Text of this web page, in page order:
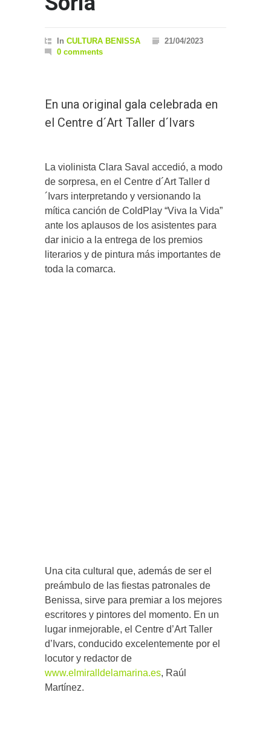
In CULTURA BENISSA
21/04/2023
0 comments
En una original gala celebrada en
el Centre d´Art Taller d´Ivars
La violinista Clara Saval accedió, a modo
de sorpresa, en el Centre d´Art Taller d
´Ivars interpretando y versionando la
mítica canción de ColdPlay “Viva la Vida”
ante los aplausos de los asistentes para
dar inicio a la entrega de los premios
literarios y de pintura más importantes de
toda la comarca.
Una cita cultural que, además de ser el
preámbulo de las fiestas patronales de
Benissa, sirve para premiar a los mejores
escritores y pintores del momento. En un
lugar inmejorable, el Centre d’Art Taller
d’Ivars, conducido excelentemente por el
locutor y redactor de
www.elmiralldelamarina.es, Raúl
Martínez.